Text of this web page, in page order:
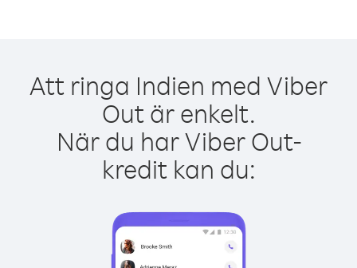
Att ringa Indien med Viber
Out är enkelt.
När du har Viber Out-
kredit kan du: